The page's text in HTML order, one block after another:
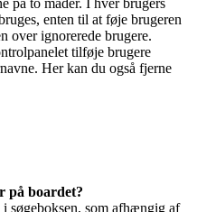
på to måder. I hver brugers
enten til at føje brugeren
over ignorerede brugere.
tilføje brugere
Her kan du også fjerne
på boardet?
i søgeboksen, som afhængig af